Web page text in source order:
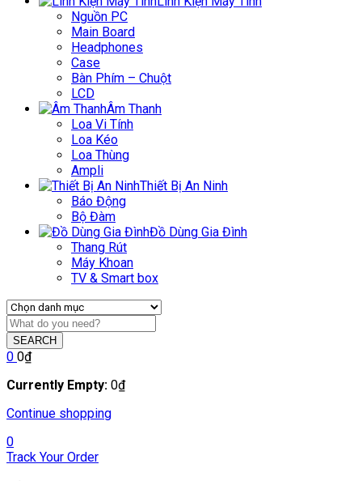
Nguồn PC
Main Board
Headphones
Case
Bàn Phím – Chuột
LCD
Âm Thanh
Loa Vi Tính
Loa Kéo
Loa Thùng
Ampli
Thiết Bị An Ninh
Báo Động
Bộ Đàm
Đồ Dùng Gia Đình
Thang Rút
Máy Khoan
TV & Smart box
SEARCH
0 0₫
Currently Empty: 0₫
Continue shopping
0
Track Your Order